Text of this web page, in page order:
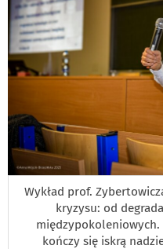
Wykład prof.
kryzysu: od
kończy się iskrą